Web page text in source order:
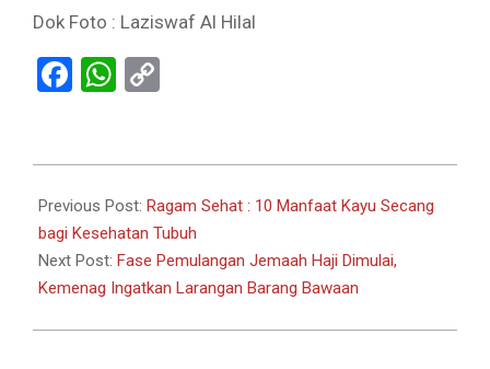
Dok Foto : Laziswaf Al Hilal
Facebook
WhatsApp
06-
21
Previous Post: Ragam Sehat : 10 Manfaat Kayu Secang
bagi Kesehatan Tubuh
Next Post: Fase Pemulangan Jemaah Haji Dimulai,
Kemenag Ingatkan Larangan Barang Bawaan